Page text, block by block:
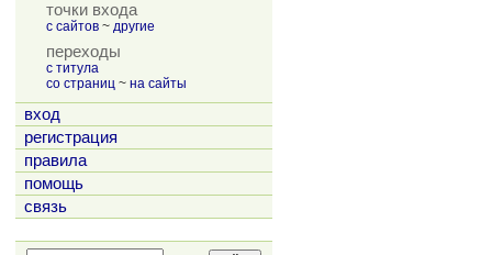
точки входа
с сайтов ~ другие
переходы
с титула
со страниц ~ на сайты
вход
регистрация
правила
помощь
связь